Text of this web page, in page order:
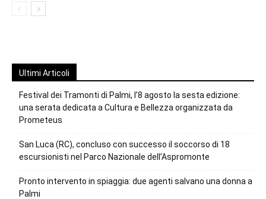
Ultimi Articoli
Festival dei Tramonti di Palmi, l’8 agosto la sesta edizione:
una serata dedicata a Cultura e Bellezza organizzata da
Prometeus
San Luca (RC), concluso con successo il soccorso di 18
escursionisti nel Parco Nazionale dell’Aspromonte
Pronto intervento in spiaggia: due agenti salvano una donna a
Palmi